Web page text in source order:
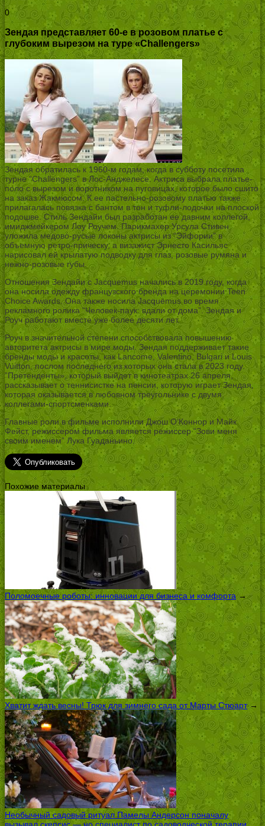
0
Зендая представляет 60-е в розовом платье с
глубоким вырезом на туре «Challengers»
Зендая обратилась к 1960-м годам, когда в субботу посетила
турне “Challengers” в Лос-Анджелесе. Актриса выбрала платье-
поло с вырезом и воротником на пуговицах, которое было сшито
на заказ Жакмюсом. К ее пастельно-розовому платью также
прилагалась повязка с бантом в тон и туфли-лодочки на плоской
подошве. Стиль Зендайи был разработан ее давним коллегой,
имиджмейкером Лоу Роучем. Парикмахер Урсула Стивен
уложила медово-русые локоны актрисы из “Эйфории” в
объемную ретро-прическу, а визажист Эрнесто Касильяс
нарисовал ей крылатую подводку для глаз, розовые румяна и
нежно-розовые губы.
Отношения Зендайи с Jacquemus начались в 2019 году, когда
она носила одежду французского бренда на церемонии Teen
Choice Awards. Она также носила Jacquemus во время
рекламного ролика “Человек-паук: вдали от дома”. Зендая и
Роуч работают вместе уже более десяти лет.
Роуч в значительной степени способствовала повышению
авторитета актрисы в мире моды. Зендая поддерживает такие
бренды моды и красоты, как Lancome, Valentino, Bulgari и Louis
Vuitton, послом последнего из которых она стала в 2023 году.
”Претенденты», который выйдет в кинотеатрах 26 апреля,
рассказывает о теннисистке на пенсии, которую играет Зендая,
которая оказывается в любовном треугольнике с двумя
коллегами-спортсменками.
Главные роли в фильме исполнили Джош О’Коннор и Майк
Фейст, режиссером фильма является режиссер “Зови меня
своим именем” Лука Гуаданьино.
Похожие материалы
Поломоечные роботы: инновации для бизнеса и комфорта→
Хватит ждать весны! Трюк для зимнего сада от Марты Стюарт→
Необычный садовый ритуал Памелы Андерсон поначалу
вызывал скепсис — но специалист по садоводческой терапии